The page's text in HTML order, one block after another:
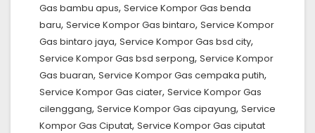
Gas bambu apus, Service Kompor Gas benda
baru, Service Kompor Gas bintaro, Service Kompor
Gas bintaro jaya, Service Kompor Gas bsd city,
Service Kompor Gas bsd serpong, Service Kompor
Gas buaran, Service Kompor Gas cempaka putih,
Service Kompor Gas ciater, Service Kompor Gas
cilenggang, Service Kompor Gas cipayung, Service
Kompor Gas Ciputat, Service Kompor Gas ciputat